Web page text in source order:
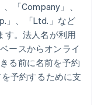
「Company」、
」、「Ltd.」など
す。法人名が利用
ースからオンライ
る前に名前を予約
予約するために支